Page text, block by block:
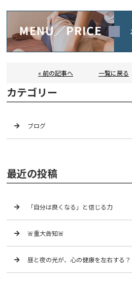
« 前の記事へ 一覧に戻る
カテゴリー
ブログ
最近の投稿
「自分は良くなる」と信じる力
🚨重大告知🚨
昼と夜の光が、心の健康を左右する？